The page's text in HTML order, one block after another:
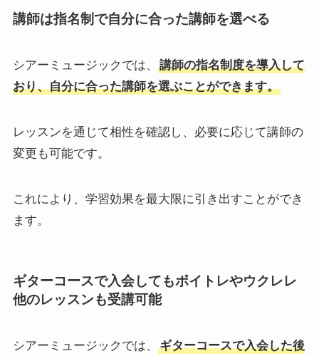
講師は指名制で自分に合った講師を選べる
シアーミュージックでは、
講師の指名制度を導入して
おり、自分に合った講師を選ぶことができます。
レッスンを通じて相性を確認し、必要に応じて講師の
変更も可能です。
これにより、学習効果を最大限に引き出すことができ
ます。
ギターコースで入会してもボイトレやウクレレ
他のレッスンも受講可能
シアーミュージックでは、
ギターコースで入会した後